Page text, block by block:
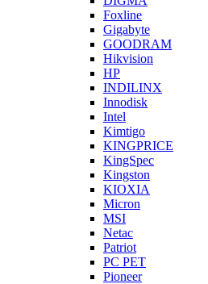
Foxline
Gigabyte
GOODRAM
Hikvision
HP
INDILINX
Innodisk
Intel
Kimtigo
KINGPRICE
KingSpec
Kingston
KIOXIA
Micron
MSI
Netac
Patriot
PC PET
Pioneer